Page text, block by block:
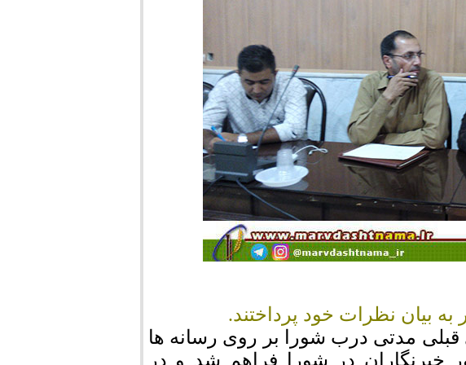
بیان نظرات خود پرداختند.
قبلی مدتی درب شورا بر روی رسانه ها
خبرنگاران در شورا فراهم شد و در